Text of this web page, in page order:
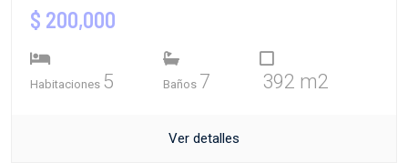
$ 200,000
Habitaciones 5 Baños 7 392 m2
Ver detalles